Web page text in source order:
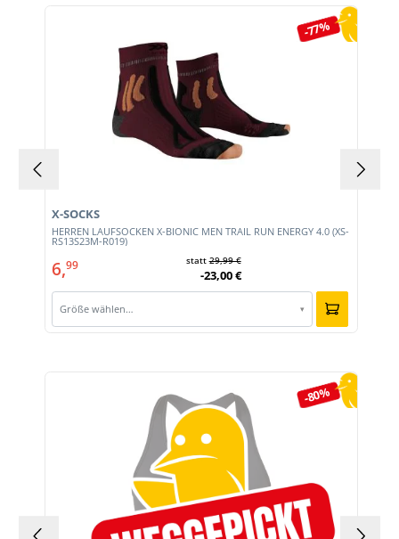
-77%
HERREN LAUFSOCKEN X-BIONIC MEN TRAIL RUN ENERGY 4.0 (XS-
RS13S23M-R019)
X-SOCKS
6,99 statt29,99 €
-23,00 €
Größe wählen… ▾
-80%